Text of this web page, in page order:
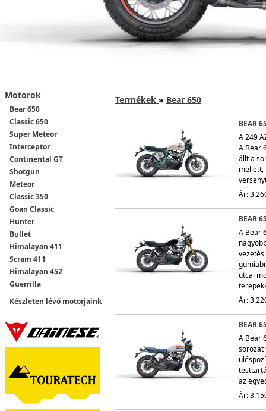
Motorok
Bear 650
Classic 650
Super Meteor
Interceptor
Continental GT
Shotgun
Meteor
Classic 350
Goan Classic
Hunter
Bullet
Himalayan 411
Scram 411
Himalayan 452
Guerrilla
Készleten lévő motorjaink
Termékek » Bear 650
BEAR
A 249
A Bear
állt a
mellett,
Ár:
BEAR
A Bear
utcai
Ár:
BEAR
A Bear
sorozat
az
Ár: